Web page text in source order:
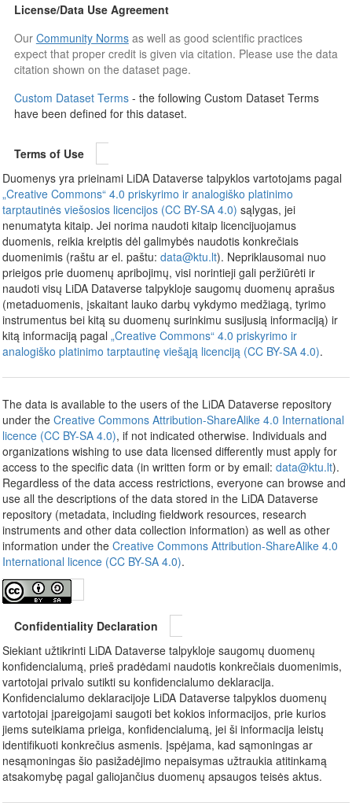
License/Data Use Agreement
Our Community Normsas well as good scientific practices
expect that proper credit is given via citation. Please use the data
citation shown on the dataset page.
Custom Dataset Terms - the following Custom Dataset Terms
have been defined for this dataset.
Terms of Use
Duomenys yra prieinami LiDA Dataverse talpyklos vartotojams pagal
„Creative Commons“ 4.0 priskyrimo ir analogiško platinimo
tarptautinės viešosios licencijos (CC BY-SA 4.0) sąlygas, jei
nenumatyta kitaip. Jei norima naudoti kitaip licencijuojamus
duomenis, reikia kreiptis dėl galimybės naudotis konkrečiais
duomenimis (raštu ar el. paštu: data@ktu.lt). Nepriklausomai nuo
prieigos prie duomenų apribojimų, visi norintieji gali peržiūrėti ir
naudoti visų LiDA Dataverse talpykloje saugomų duomenų aprašus
(metaduomenis, įskaitant lauko darbų vykdymo medžiagą, tyrimo
instrumentus bei kitą su duomenų surinkimu susijusią informaciją) ir
kitą informaciją pagal „Creative Commons“ 4.0 priskyrimo ir
analogiško platinimo tarptautinę viešąją licenciją (CC BY-SA 4.0).
The data is available to the users of the LiDA Dataverse repository
under the Creative Commons Attribution-ShareAlike 4.0 International
licence (CC BY-SA 4.0), if not indicated otherwise. Individuals and
organizations wishing to use data licensed differently must apply for
access to the specific data (in written form or by email: data@ktu.lt).
Regardless of the data access restrictions, everyone can browse and
use all the descriptions of the data stored in the LiDA Dataverse
repository (metadata, including fieldwork resources, research
instruments and other data collection information) as well as other
information under the Creative Commons Attribution-ShareAlike 4.0
International licence (CC BY-SA 4.0).
Confidentiality Declaration
Siekiant užtikrinti LiDA Dataverse talpykloje saugomų duomenų
konfidencialumą, prieš pradėdami naudotis konkrečiais duomenimis,
vartotojai privalo sutikti su konfidencialumo deklaracija.
Konfidencialumo deklaracijoje LiDA Dataverse talpyklos duomenų
vartotojai įpareigojami saugoti bet kokios informacijos, prie kurios
jiems suteikiama prieiga, konfidencialumą, jei ši informacija leistų
identifikuoti konkrečius asmenis. Įspėjama, kad sąmoningas ar
nesąmoningas šio pasižadėjimo nepaisymas užtraukia atitinkamą
atsakomybę pagal galiojančius duomenų apsaugos teisės aktus.